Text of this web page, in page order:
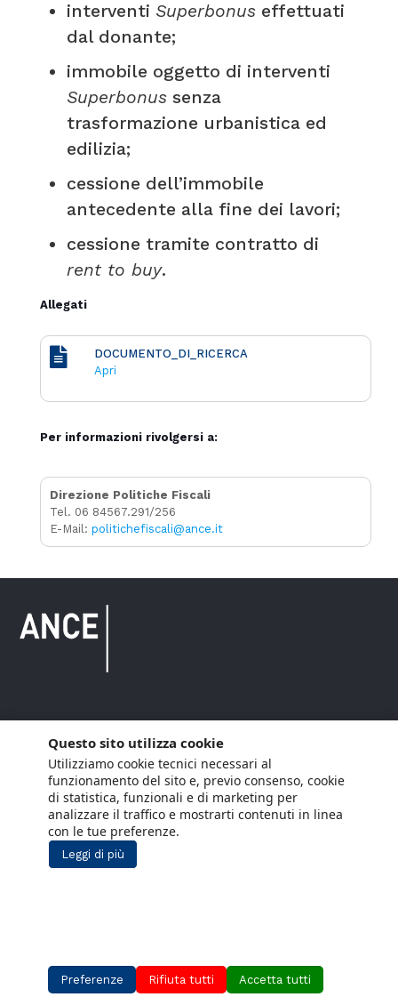
interventi Superbonuseffettuati
dal donante;
immobile oggetto di interventi
Superbonussenza
trasformazione urbanistica ed
edilizia;
cessione dell’immobile
antecedente alla fine dei lavori;
cessione tramite contratto di
rent to buy.
Allegati
DOCUMENTO_DI_RICERCA
Apri
Per informazioni rivolgersi a:
Direzione Politiche Fiscali
Tel. 06 84567.291/256
E-Mail: politichefiscali@ance.it
Copyright © 2021 ANCE. Tutti i diritti riservati.
Privacy
Arianna Net
Società di
servizi
Cookie Policy
Arianna CE
Gestisci cookie
Social Media Policy
Questo sito utilizza cookie
Utilizziamo cookie tecnici necessari al
funzionamento del sito e, previo consenso, cookie
di statistica, funzionali e di marketing per
analizzare il traffico e mostrarti contenuti in linea
con le tue preferenze.
Leggi di più
Preferenze Rifiuta tutti Accetta tutti